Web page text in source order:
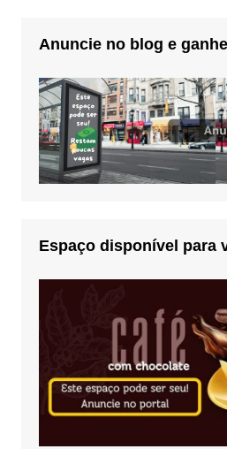
Anuncie no blog e
Espaço disponível para